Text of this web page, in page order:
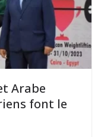
Arabe
font le